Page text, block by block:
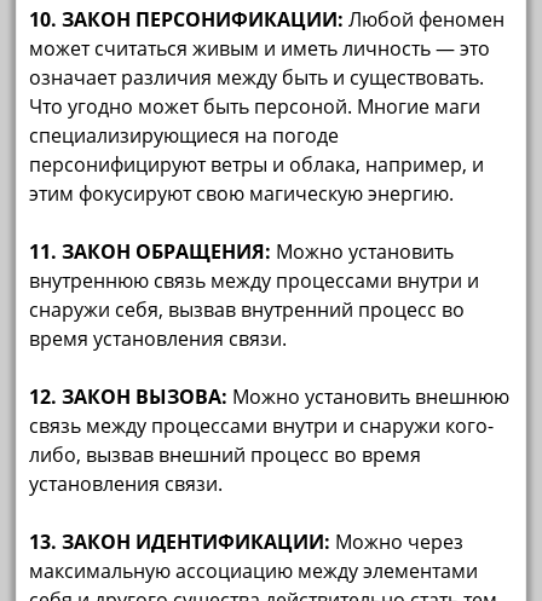
10. ЗАКОН ПЕРСОНИФИКАЦИИ: Любой феномен
может считаться живым и иметь личность — это
означает различия между быть и существовать.
Что угодно может быть персоной. Многие маги
специализирующиеся на погоде
персонифицируют ветры и облака, например, и
этим фокусируют свою магическую энергию.
11. ЗАКОН ОБРАЩЕНИЯ: Можно установить
внутреннюю связь между процессами внутри и
снаружи себя, вызвав внутренний процесс во
время установления связи.
12. ЗАКОН ВЫЗОВА: Можно установить внешнюю
связь между процессами внутри и снаружи кого-
либо, вызвав внешний процесс во время
установления связи.
13. ЗАКОН ИДЕНТИФИКАЦИИ: Можно через
максимальную ассоциацию между элементами